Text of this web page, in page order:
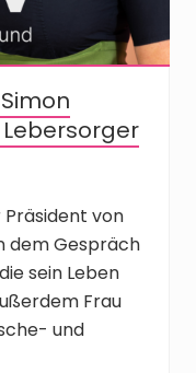
Lebersorger
von
dem Gespräch
sein Leben
Frau
und